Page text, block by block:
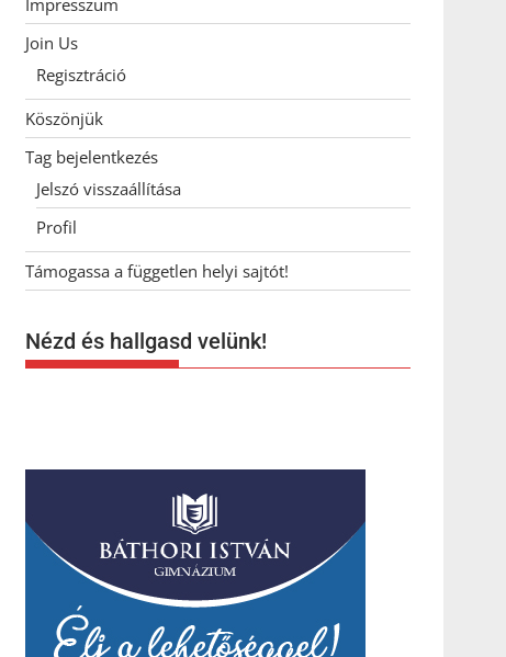
Join Us
Regisztráció
Köszönjük
Tag bejelentkezés
Jelszó visszaállítása
Profil
Támogassa a független helyi sajtót!
Nézd és hallgasd velünk!